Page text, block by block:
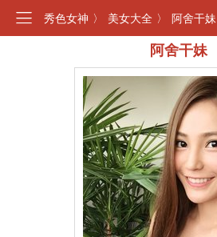
秀色女神 〉 美女大全 〉 阿舍干妹
阿舍干妹